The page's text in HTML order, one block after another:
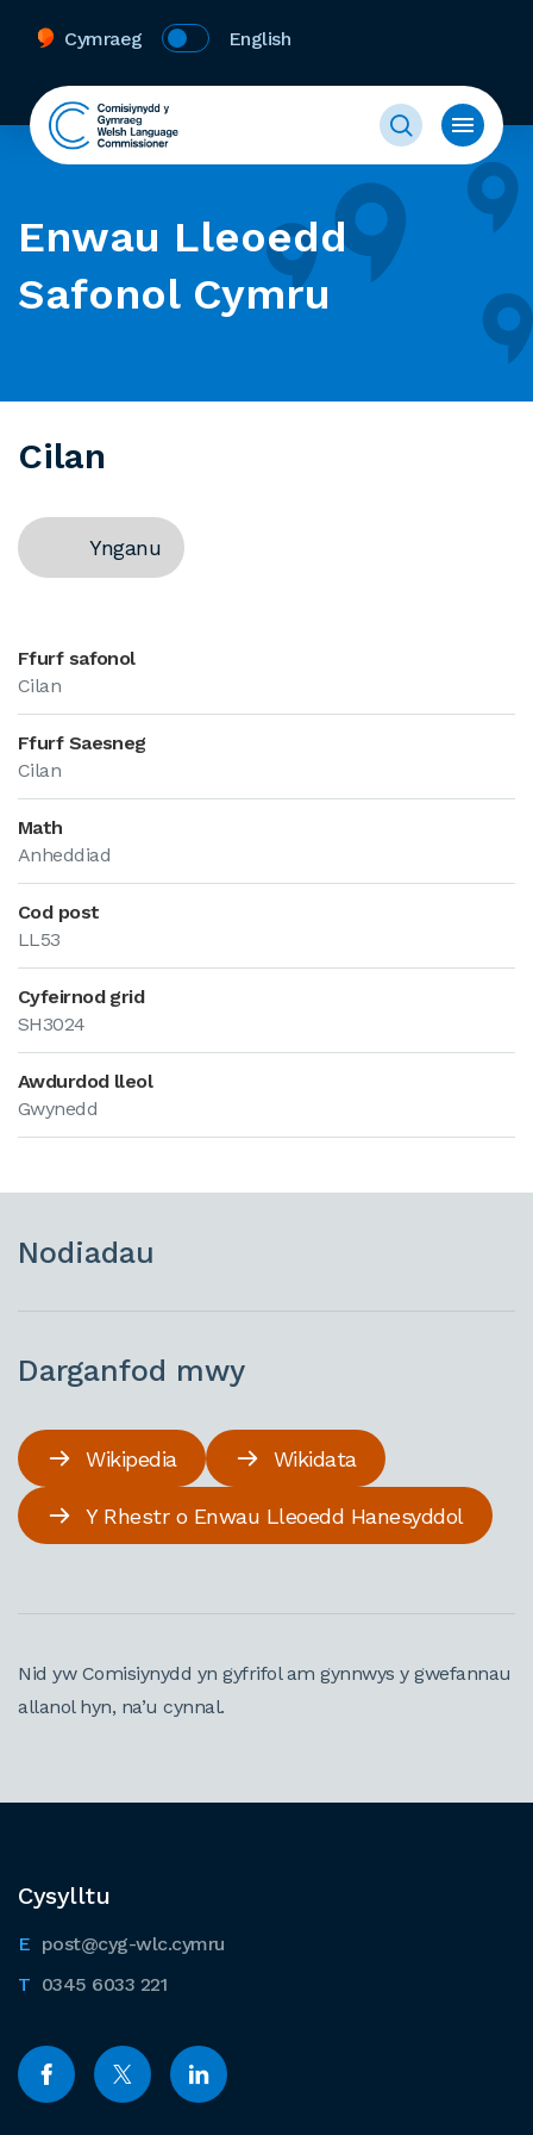
Cymraeg English
Enwau Lleoedd
Safonol Cymru
Cilan
Ynganu
Ffurf safonol
Cilan
Ffurf Saesneg
Cilan
Math
Anheddiad
Cod post
LL53
Cyfeirnod grid
SH3024
Awdurdod lleol
Gwynedd
Nodiadau
Darganfod mwy
Wikipedia Wikidata
Y Rhestr o Enwau Lleoedd Hanesyddol
Nid yw Comisiynydd yn gyfrifol am gynnwys y gwefannau
allanol hyn, na’u cynnal.
Cysylltu
post@cyg-wlc.cymru
0345 6033 221